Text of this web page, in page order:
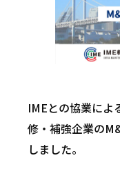
IMEとの協業によ
修・補強企業の
しました。